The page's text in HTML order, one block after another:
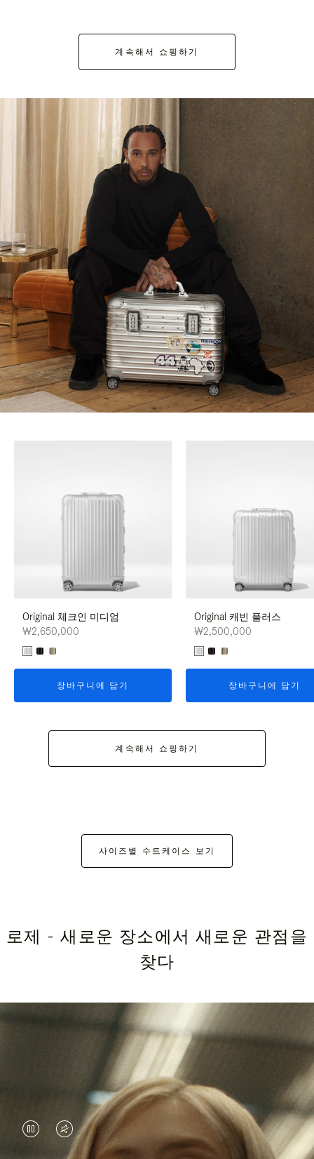
계속해서 쇼핑하기
Original 체크인 미디엄
₩2,650,000
장바구니에 담기
Original 캐빈 플러스
₩2,500,000
장바구니에 담기
계속해서 쇼핑하기
사이즈별 수트케이스 보기
로제 - 새로운 장소에서 새로운 관점을
찾다
VIDEOVIDEO